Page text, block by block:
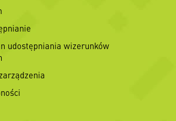
udostępniania wizerunków